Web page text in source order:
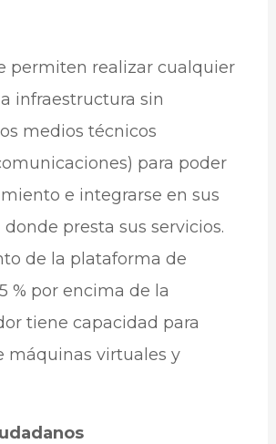
permiten realizar cualquier
infraestructura sin
medios técnicos
para poder
e integrarse en sus
presta sus servicios.
de la plataforma de
% por encima de la
tiene capacidad para
máquinas virtuales y